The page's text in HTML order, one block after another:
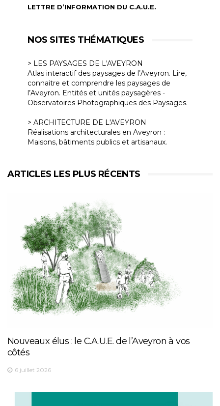
LETTRE D’INFORMATION DU C.A.U.E.
NOS SITES THÉMATIQUES
> LES PAYSAGES DE L'AVEYRON
Atlas interactif des paysages de l’Aveyron. Lire,
connaitre et comprendre les paysages de
l’Aveyron. Entités et unités paysagères -
Observatoires Photographiques des Paysages.
> ARCHITECTURE DE L'AVEYRON
Réalisations architecturales en Aveyron :
Maisons, bâtiments publics et artisanaux.
ARTICLES LES PLUS RÉCENTS
Nouveaux élus : le C.A.U.E. de l’Aveyron à vos
côtés
6 juillet 2026